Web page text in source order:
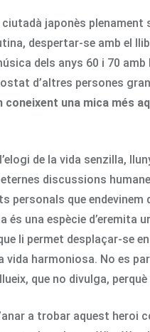
ciutadà japonès
despertar-se amb el
dels anys 60 i 70 amb
d’altres persones
coneixent una mica més
de la vida senzilla,
discussions
personals que
és una espècie
li permet desplaçar-se
vida harmoniosa. No es
que no divulga,
a trobar aquest